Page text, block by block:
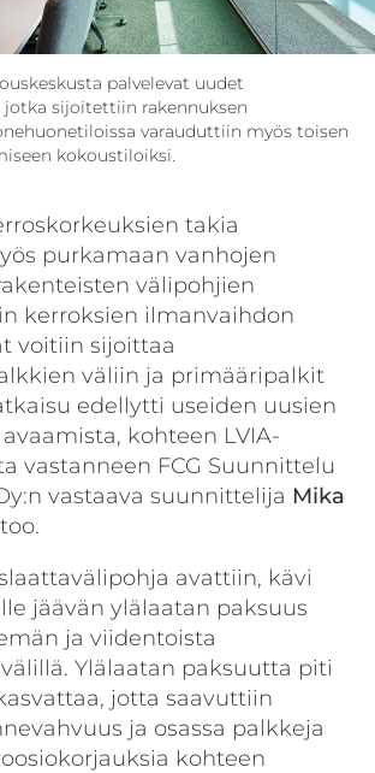
palvelevat uudet
sijoitettiin rakennuksen
varauduttiin myös toisen
kokoustiloiksi.
takia
purkamaan vanhojen
välipohjien
kerroksien ilmanvaihdon
voitiin sijoittaa
väliin ja primääripalkit
edellytti useiden uusien
kohteen LVIA-
vastanneen FCG Suunnittelu
vastaava suunnittelija Mika
avattiin, kävi
jäävän ylälaatan paksuus
ja viidentoista
Ylälaatan paksuutta piti
jotta saavuttiin
ja osassa palkkeja
kohteen